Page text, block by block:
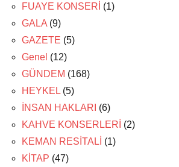
FUAYE KONSERİ (1)
GALA (9)
GAZETE (5)
Genel (12)
GÜNDEM (168)
HEYKEL (5)
İNSAN HAKLARI (6)
KAHVE KONSERLERİ (2)
KEMAN RESİTALİ (1)
KİTAP (47)